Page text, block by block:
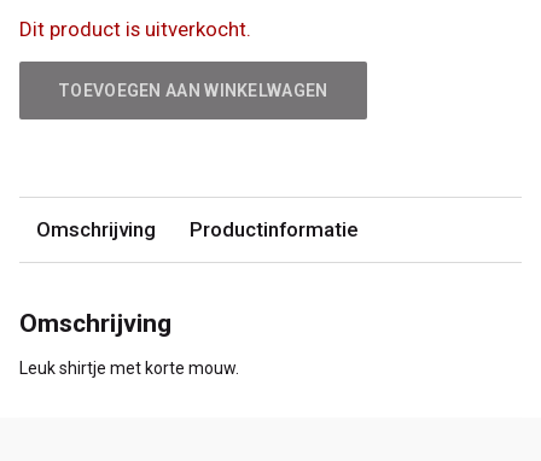
Dit product is uitverkocht.
TOEVOEGEN AAN WINKELWAGEN
Omschrijving Productinformatie
Omschrijving
Leuk shirtje met korte mouw.